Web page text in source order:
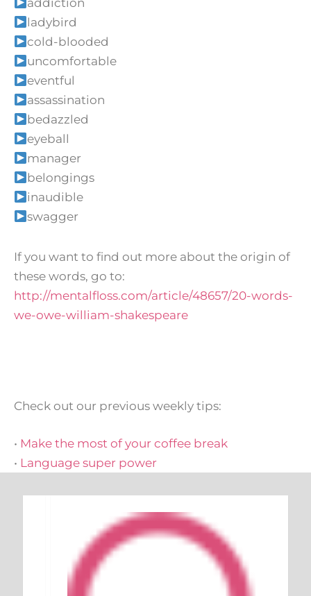
addiction
ladybird
cold-blooded
uncomfortable
eventful
assassination
bedazzled
eyeball
manager
belongings
inaudible
swagger
If you want to find out more about the origin of
these words, go to:
http://mentalfloss.com/article/48657/20-words-
we-owe-william-shakespeare
Check out our previous weekly tips:
• Make the most of your coffee break
• L anguage super power